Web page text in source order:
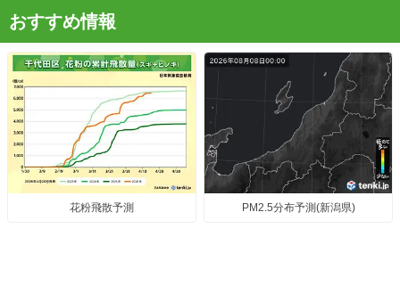
おすすめ情報
花粉飛散予測 PM2.5分布予測(新潟県)